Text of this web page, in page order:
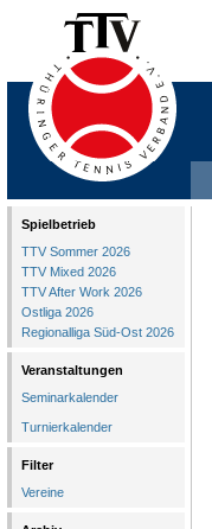
Spielbetrieb
TTV Sommer 2026
TTV Mixed 2026
TTV After Work 2026
Ostliga 2026
Regionalliga Süd-Ost 2026
Veranstaltungen
Seminarkalender
Turnierkalender
Filter
Vereine